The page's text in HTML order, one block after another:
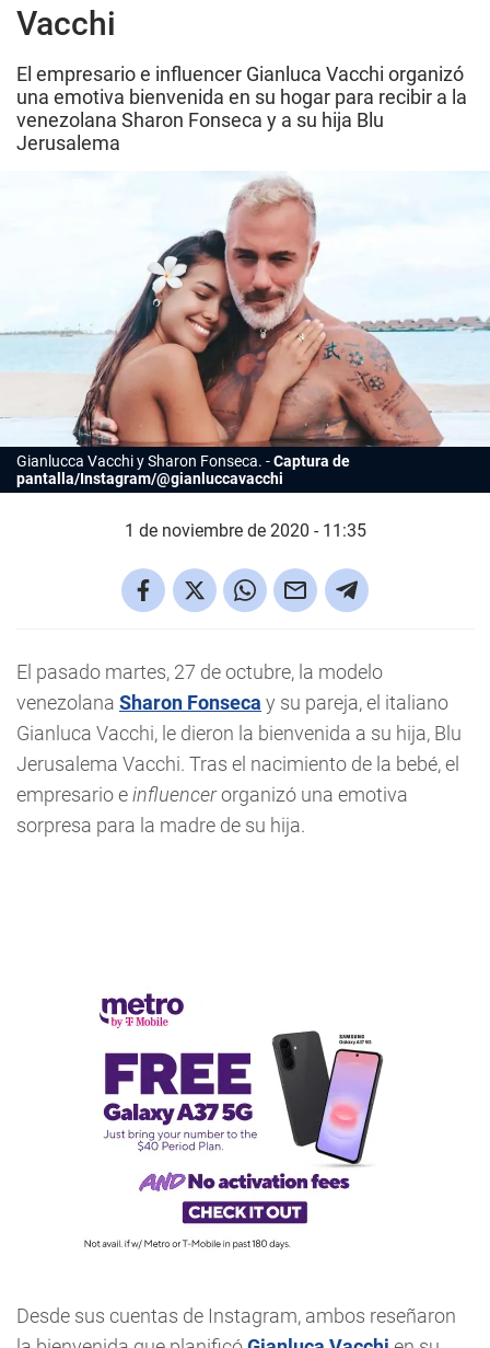
Vacchi
El empresario e influencer Gianluca Vacchi organizó
una emotiva bienvenida en su hogar para recibir a la
venezolana Sharon Fonseca y a su hija Blu
Jerusalema
Gianlucca Vacchi y Sharon Fonseca.
Captura de
pantalla/Instagram/@gianluccavacchi
1 de noviembre de 2020 - 11:35
El pasado martes, 27 de octubre, la modelo
venezolana Sharon Fonseca y su pareja, el italiano
Gianluca Vacchi, le dieron la bienvenida a su hija, Blu
Jerusalema Vacchi. Tras el nacimiento de la bebé, el
empresario einfluencerorganizó una emotiva
sorpresa para la madre de su hija.
Desde sus cuentas de Instagram, ambos reseñaron